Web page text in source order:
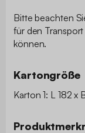
Bitte beachten
für den
können.
Kartongröße
Karton 1: L 182